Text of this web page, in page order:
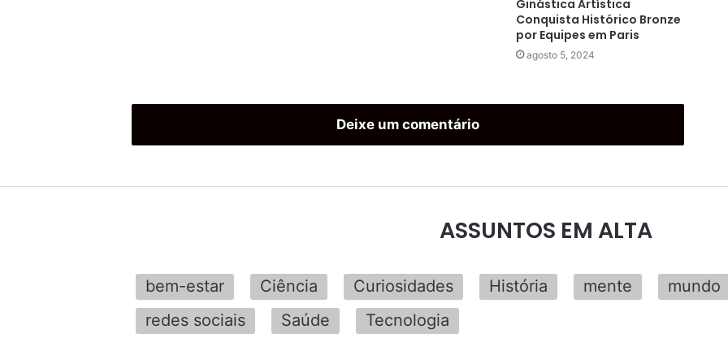
Ginástica Artística
Conquista Histórico Bronze
por Equipes em Paris
agosto 5, 2024
Deixe um comentário
ASSUNTOS EM ALTA
bem-estar Ciência Curiosidades História mente mundo
redes sociais
Saúde Tecnologia